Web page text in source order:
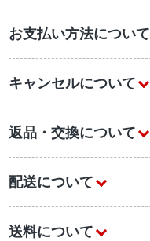
お支払い方法について
キャンセルについて
返品・交換について
配送について
送料について